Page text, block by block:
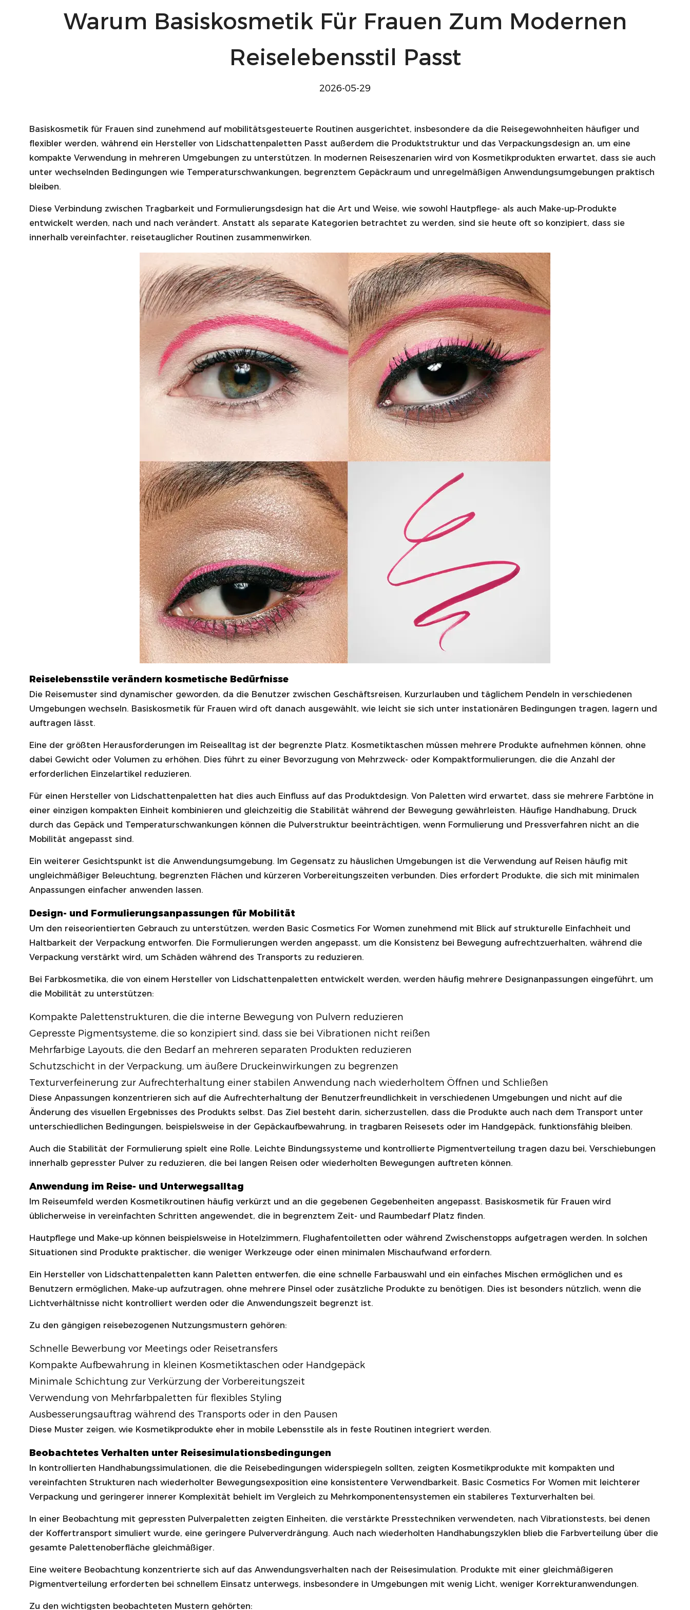
Warum Basiskosmetik Für Frauen Zum Modernen
Reiselebensstil Passt
2026-05-29
Basiskosmetik für Frauen sind zunehmend auf mobilitätsgesteuerte Routinen ausgerichtet, insbesondere da die Reisegewohnheiten häufiger und
flexibler werden, während ein Hersteller von Lidschattenpaletten Passt außerdem die Produktstruktur und das Verpackungsdesign an, um eine
kompakte Verwendung in mehreren Umgebungen zu unterstützen. In modernen Reiseszenarien wird von Kosmetikprodukten erwartet, dass sie auch
unter wechselnden Bedingungen wie Temperaturschwankungen, begrenztem Gepäckraum und unregelmäßigen Anwendungsumgebungen praktisch
bleiben.
Diese Verbindung zwischen Tragbarkeit und Formulierungsdesign hat die Art und Weise, wie sowohl Hautpflege- als auch Make-up-Produkte
entwickelt werden, nach und nach verändert. Anstatt als separate Kategorien betrachtet zu werden, sind sie heute oft so konzipiert, dass sie
innerhalb vereinfachter, reisetauglicher Routinen zusammenwirken.
Reiselebensstile verändern kosmetische Bedürfnisse
Die Reisemuster sind dynamischer geworden, da die Benutzer zwischen Geschäftsreisen, Kurzurlauben und täglichem Pendeln in verschiedenen
Umgebungen wechseln. Basiskosmetik für Frauen wird oft danach ausgewählt, wie leicht sie sich unter instationären Bedingungen tragen, lagern und
auftragen lässt.
Eine der größten Herausforderungen im Reisealltag ist der begrenzte Platz. Kosmetiktaschen müssen mehrere Produkte aufnehmen können, ohne
dabei Gewicht oder Volumen zu erhöhen. Dies führt zu einer Bevorzugung von Mehrzweck- oder Kompaktformulierungen, die die Anzahl der
erforderlichen Einzelartikel reduzieren.
Für einen Hersteller von Lidschattenpaletten hat dies auch Einfluss auf das Produktdesign. Von Paletten wird erwartet, dass sie mehrere Farbtöne in
einer einzigen kompakten Einheit kombinieren und gleichzeitig die Stabilität während der Bewegung gewährleisten. Häufige Handhabung, Druck
durch das Gepäck und Temperaturschwankungen können die Pulverstruktur beeinträchtigen, wenn Formulierung und Pressverfahren nicht an die
Mobilität angepasst sind.
Ein weiterer Gesichtspunkt ist die Anwendungsumgebung. Im Gegensatz zu häuslichen Umgebungen ist die Verwendung auf Reisen häufig mit
ungleichmäßiger Beleuchtung, begrenzten Flächen und kürzeren Vorbereitungszeiten verbunden. Dies erfordert Produkte, die sich mit minimalen
Anpassungen einfacher anwenden lassen.
Design- und Formulierungsanpassungen für Mobilität
Um den reiseorientierten Gebrauch zu unterstützen, werden Basic Cosmetics For Women zunehmend mit Blick auf strukturelle Einfachheit und
Haltbarkeit der Verpackung entworfen. Die Formulierungen werden angepasst, um die Konsistenz bei Bewegung aufrechtzuerhalten, während die
Verpackung verstärkt wird, um Schäden während des Transports zu reduzieren.
Bei Farbkosmetika, die von einem Hersteller von Lidschattenpaletten entwickelt werden, werden häufig mehrere Designanpassungen eingeführt, um
die Mobilität zu unterstützen:
Kompakte Palettenstrukturen, die die interne Bewegung von Pulvern reduzieren
Gepresste Pigmentsysteme, die so konzipiert sind, dass sie bei Vibrationen nicht reißen
Mehrfarbige Layouts, die den Bedarf an mehreren separaten Produkten reduzieren
Schutzschicht in der Verpackung, um äußere Druckeinwirkungen zu begrenzen
Texturverfeinerung zur Aufrechterhaltung einer stabilen Anwendung nach wiederholtem Öffnen und Schließen
Diese Anpassungen konzentrieren sich auf die Aufrechterhaltung der Benutzerfreundlichkeit in verschiedenen Umgebungen und nicht auf die
Änderung des visuellen Ergebnisses des Produkts selbst. Das Ziel besteht darin, sicherzustellen, dass die Produkte auch nach dem Transport unter
unterschiedlichen Bedingungen, beispielsweise in der Gepäckaufbewahrung, in tragbaren Reisesets oder im Handgepäck, funktionsfähig bleiben.
Auch die Stabilität der Formulierung spielt eine Rolle. Leichte Bindungssysteme und kontrollierte Pigmentverteilung tragen dazu bei, Verschiebungen
innerhalb gepresster Pulver zu reduzieren, die bei langen Reisen oder wiederholten Bewegungen auftreten können.
Anwendung im Reise- und Unterwegsalltag
Im Reiseumfeld werden Kosmetikroutinen häufig verkürzt und an die gegebenen Gegebenheiten angepasst. Basiskosmetik für Frauen wird
üblicherweise in vereinfachten Schritten angewendet, die in begrenztem Zeit- und Raumbedarf Platz finden.
Hautpflege und Make-up können beispielsweise in Hotelzimmern, Flughafentoiletten oder während Zwischenstopps aufgetragen werden. In solchen
Situationen sind Produkte praktischer, die weniger Werkzeuge oder einen minimalen Mischaufwand erfordern.
Ein Hersteller von Lidschattenpaletten kann Paletten entwerfen, die eine schnelle Farbauswahl und ein einfaches Mischen ermöglichen und es
Benutzern ermöglichen, Make-up aufzutragen, ohne mehrere Pinsel oder zusätzliche Produkte zu benötigen. Dies ist besonders nützlich, wenn die
Lichtverhältnisse nicht kontrolliert werden oder die Anwendungszeit begrenzt ist.
Zu den gängigen reisebezogenen Nutzungsmustern gehören:
Schnelle Bewerbung vor Meetings oder Reisetransfers
Kompakte Aufbewahrung in kleinen Kosmetiktaschen oder Handgepäck
Minimale Schichtung zur Verkürzung der Vorbereitungszeit
Verwendung von Mehrfarbpaletten für flexibles Styling
Ausbesserungsauftrag während des Transports oder in den Pausen
Diese Muster zeigen, wie Kosmetikprodukte eher in mobile Lebensstile als in feste Routinen integriert werden.
Beobachtetes Verhalten unter Reisesimulationsbedingungen
In kontrollierten Handhabungssimulationen, die die Reisebedingungen widerspiegeln sollten, zeigten Kosmetikprodukte mit kompakten und
vereinfachten Strukturen nach wiederholter Bewegungsexposition eine konsistentere Verwendbarkeit. Basic Cosmetics For Women mit leichterer
Verpackung und geringerer innerer Komplexität behielt im Vergleich zu Mehrkomponentensystemen ein stabileres Texturverhalten bei.
In einer Beobachtung mit gepressten Pulverpaletten zeigten Einheiten, die verstärkte Presstechniken verwendeten, nach Vibrationstests, bei denen
der Koffertransport simuliert wurde, eine geringere Pulververdrängung. Auch nach wiederholten Handhabungszyklen blieb die Farbverteilung über die
gesamte Palettenoberfläche gleichmäßiger.
Eine weitere Beobachtung konzentrierte sich auf das Anwendungsverhalten nach der Reisesimulation. Produkte mit einer gleichmäßigeren
Pigmentverteilung erforderten bei schnellem Einsatz unterwegs, insbesondere in Umgebungen mit wenig Licht, weniger Korrekturanwendungen.
Zu den wichtigsten beobachteten Mustern gehörten: